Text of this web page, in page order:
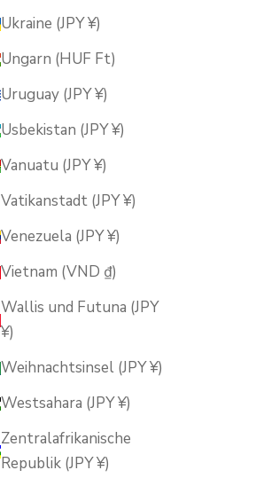
Ukraine (JPY ¥)
Ungarn (HUF Ft)
Uruguay (JPY ¥)
Usbekistan (JPY ¥)
Vanuatu (JPY ¥)
Vatikanstadt (JPY ¥)
Venezuela (JPY ¥)
Vietnam (VND ₫)
Wallis und Futuna (JPY
¥)
Weihnachtsinsel (JPY ¥)
Westsahara (JPY ¥)
Zentralafrikanische
Republik (JPY ¥)